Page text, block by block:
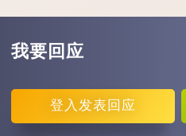
我要回应
登入 发表回应